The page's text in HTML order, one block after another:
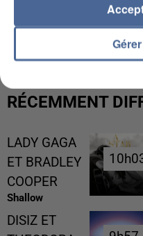
L’UN DES
MAFIA INTERPELLÉ
RÉCEMMENT
LADY GAGA
ET BRADLEY
COOPER
Shallow
DISIZ ET